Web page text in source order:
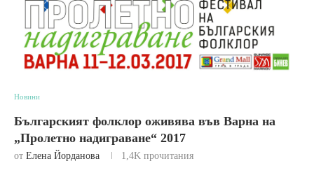
Новини
Българският фолклор оживява във Варна на
„Пролетно надиграване“ 2017
от Елена Йорданова 1,4K прочитания